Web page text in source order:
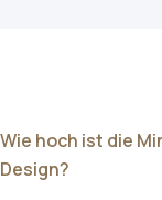
Wie hoch ist die
Design?